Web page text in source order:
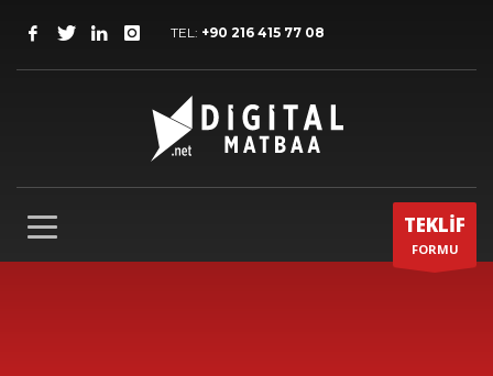
TEL: +90 216 415 77 08
TEKLİF
FORMU